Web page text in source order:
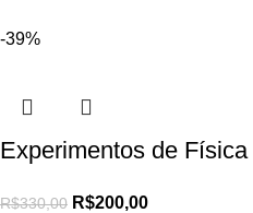
-39%
Experimentos de
R$330,00 R$200,00